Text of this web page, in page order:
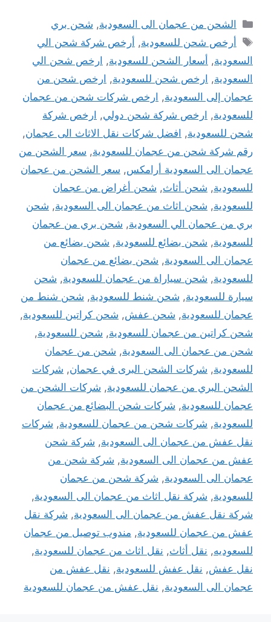
التصنيفات
الشحن من عجمان الى السعودية, شحن بري
الوسوم
أرخص شحن للسعودية, أرخص شركة شحن الي
السعودية, أسعار الشحن للسعودية, ارخص شحن الي
السعودية, ارخص شحن للسعودية, ارخص شحن من
عجمان إلى السعودية, ارخص شركات شحن من عجمان
للسعودية, ارخص شركة شحن دولي, ارخص شركة
شحن للسعودية, افضل شركات نقل الاثاث الى عجمان,
رقم شركة شحن من عجمان للسعودية, سعر الشحن من
عجمان الى السعودية أرامكس, سعر الشحن من عجمان
للسعودية, شحن أثاث, شحن أغراض من عجمان
للسعودية, شحن اثاث من عجمان الى السعودية, شحن
بري من عجمان الي السعودية, شحن بري من عجمان
للسعودية, شحن بضائع للسعودية, شحن بضائع من
عجمان الى السعودية, شحن بضائع من عجمان
للسعودية, شحن سياراة من عجمان للسعودية, شحن
سيارة للسعودية, شحن شنط للسعودية, شحن شنط من
عجمان للسعودية, شحن عفش, شحن كراتين للسعودية,
شحن كراتين من عجمان للسعودية, شحن للسعودية,
شحن من عجمان الى السعودية, شحن من عجمان
للسعودية, شركات الشحن البرى في عجمان, شركات
الشحن البري من عجمان للسعودية, شركات الشحن من
عجمان للسعودية, شركات شحن البضائع من عجمان
للسعودية, شركات شحن من عجمان للسعودية, شركات
نقل عفش من عجمان الى السعودية, شركة شحن
عفش من عجمان الى السعودية, شركة شحن من
عجمان الى السعودية, شركة شحن من عجمان
للسعودية, شركة نقل اثاث من عجمان الى السعودية,
شركة نقل عفش من عجمان الى السعودية, شركة نقل
عفش من عجمان للسعودية, مندوب توصيل من عجمان
للسعوديه, نقل أثاث, نقل اثاث من عجمان للسعودية,
نقل عفش, نقل عفش للسعودية, نقل عفش من
عجمان الى السعودية, نقل عفش من عجمان للسعودية